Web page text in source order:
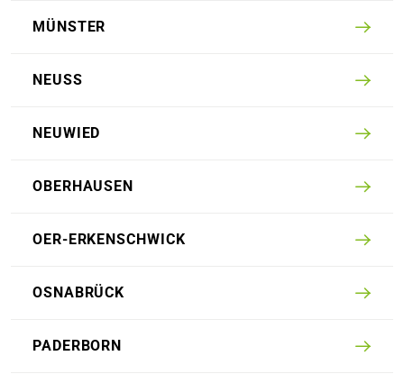
MÜNSTER
NEUSS
NEU­WIED
OBER­HAUSEN
OER-ERKEN­SCHWICK
OSNABRÜCK
PADERBORN